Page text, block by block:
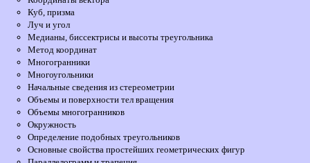
Куб, призма
Луч и угол
Медианы, биссектрисы и высоты треугольника
Метод координат
Многогранники
Многоугольники
Начальные сведения из стереометрии
Объемы и поверхности тел вращения
Объемы многогранников
Окружность
Определение подобных треугольников
Основные свойства простейших геометрических фигур